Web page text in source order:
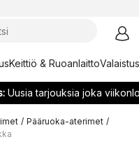
Keittiö & RuoanlaittoValaistus
Uusia tarjouksia joka
/ Pääruoka-aterimet /